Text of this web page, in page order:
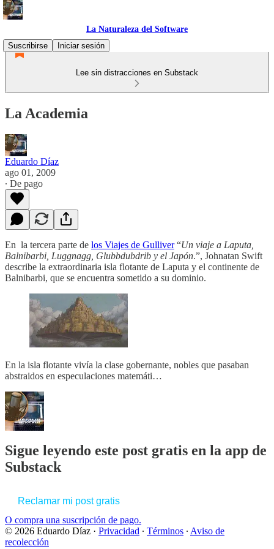
La Naturaleza del Software
Suscribirse
Iniciar sesión
Lee sin distracciones en Substack
La Academia
Eduardo Díaz
ago 01, 2009
∙ De pago
En la tercera parte de los Viajes de Gulliver“Un viaje a Laputa,
Balnibarbi, Luggnagg, Glubbdubdrib y el Japón.”, Johnatan Swift
describe la extraordinaria isla flotante de Laputa y el continente de
Balnibarbi, que se encuentra sometido a su dominio.
En la isla flotante vivía la clase gobernante, nobles que pasaban
abstraidos en especulaciones matemáti…
Sigue leyendo este post gratis en la app de
Substack
Reclamar mi post gratis
O compra una suscripción de pago.
© 2026 Eduardo Díaz · Privacidad ∙ Términos ∙ Aviso de
recolección